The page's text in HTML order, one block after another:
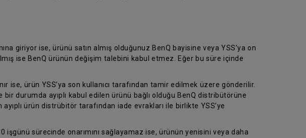
giriyor ise, ürünü satın almış olduğunuz BenQ bayisine veya YSS’ya on
ise BenQ ürünün değişim talebini kabul etmez. Eğer bu süre içinde
ise, ürün YSS’ya son kullanıcı tarafından tamir edilmek üzere gönderilir.
durumda ayıplı kabul edilen ürünü bağlı olduğu BenQ distribütörüne
ürün distrübitör tarafından iade evrakları ile birlikte YSS’ye
işgünü sürecinde onarımını sağlayamaz ise, ürünün yenisini veya daha